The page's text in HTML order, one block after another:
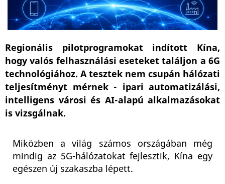
Regionális pilotprogramokat indított Kína,
hogy valós felhasználási eseteket találjon a 6G
technológiához. A tesztek nem csupán hálózati
teljesítményt mérnek - ipari automatizálási,
intelligens városi és AI-alapú alkalmazásokat
is vizsgálnak.
Miközben a világ számos országában még
mindig az 5G-hálózatokat fejlesztik, Kína egy
egészen új szakaszba lépett.